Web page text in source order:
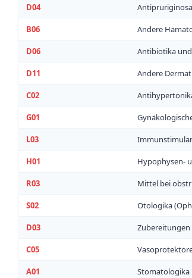
D04
B06 Andere
D06 Antibiotika
D11 Andere
C02
G01
L03
H01 Hypophysen-
R03 Mittel bei
S02 Otologika
D03 Zubereitungen
C05
A01 Stomatologika